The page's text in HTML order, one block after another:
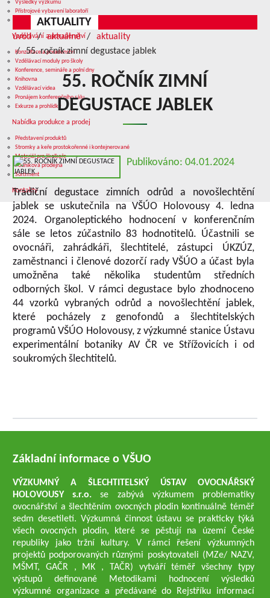
Výsledky výzkumu
Přístrojové vybavení laboratoří
Služby v oblasti výzkumu
Vzdělávání a poradenství
Konzultace a poradenství
Vzdělávací moduly pro školy
Konference, semináře a polní dny
Knihovna
Vzdělávací videa
Pronájem konferenčního sálu
Exkurze a prohlídky
Nabídka produkce a prodej
Představení produktů
Stromky a keře prostokořenné i kontejnerované
Materiál pro školkaře
Podniková prodejna
Sortiment
Kontakty
AKTUALITY
úvod aktuálně
aktuality
55. ročník zimní degustace jablek
55. ROČNÍK ZIMNÍ
DEGUSTACE JABLEK
Publikováno: 04.01.2024
Tradiční degustace zimních odrůd a novošlechtění
jablek se uskutečnila na VŠÚO Holovousy 4. ledna
2024. Organoleptického hodnocení v konferenčním
sále se letos zúčastnilo 83 hodnotitelů. Účastnili se
ovocnáři, zahrádkáři, šlechtitelé, zástupci ÚKZÚZ,
zaměstnanci i členové dozorčí rady VŠÚO a účast byla
umožněna také několika studentům středních
odborných škol. V rámci degustace bylo zhodnoceno
44 vzorků vybraných odrůd a novošlechtění jablek,
které pocházely z genofondů a šlechtitelských
programů VŠÚO Holovousy, z výzkumné stanice Ústavu
experimentální botaniky AV ČR ve Střížovicích i od
soukromých šlechtitelů.
Základní informace o VŠUO
VÝZKUMNÝ A ŠLECHTITELSKÝ ÚSTAV OVOCNÁŘSKÝ
HOLOVOUSY s.r.o.se zabývá výzkumem problematiky
ovocnářství a šlechtěním ovocných plodin kontinuálně téměř
sedm desetiletí. Výzkumná činnost ústavu se prakticky týká
všech ovocných plodin, které se pěstují na území České
republiky jako tržní kultury. V rámci řešení výzkumných
projektů podporovaných různými poskytovateli (MZe/ NAZV,
MŠMT, GAČR , MK , TAČR) vytváří téměř všechny typy
výstupů definované Metodikami hodnocení výsledků
výzkumné organizace a předávané do Rejstříku informací